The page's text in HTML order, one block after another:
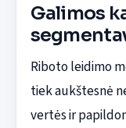
Galimos
Riboto leidimo
tiek aukštesnė
vertės ir